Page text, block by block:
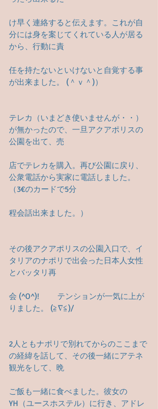
け早く連絡すると伝えます。これが自
分には身を案じてくれている人が居る
から、行動に責
任を持たないといけないと自覚する事
が出来ました。 (＾ｖ＾)）
テレカ（いまどき使いませんが・・）
が無かったので、一旦アクアポリスの
公園を出て、売
店でテレカを購入。再び公園に戻り、
公衆電話から実家に電話しました。
（3€のカードで5分
程会話出来ました。）
その後アクアポリスの公園入口で、イ
タリアのナポリで出会った日本人女性
とバッタリ再
会 (^O^)! 　　テンションが一気に上が
りました。 (≧∇≦)/
2人ともナポリで別れてからのここまで
の経緯を話して、その後一緒にアテネ
観光をして、晩
ご飯も一緒に食べました。彼女の
YH（ユースホステル）に行き、アドレ